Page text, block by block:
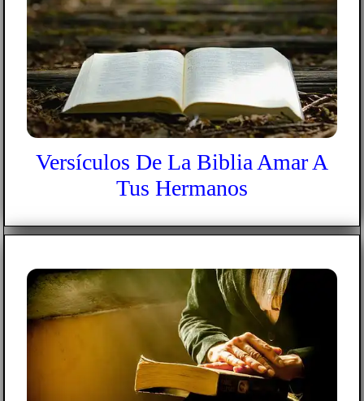
Versículos De La Biblia Amar A
Tus Hermanos